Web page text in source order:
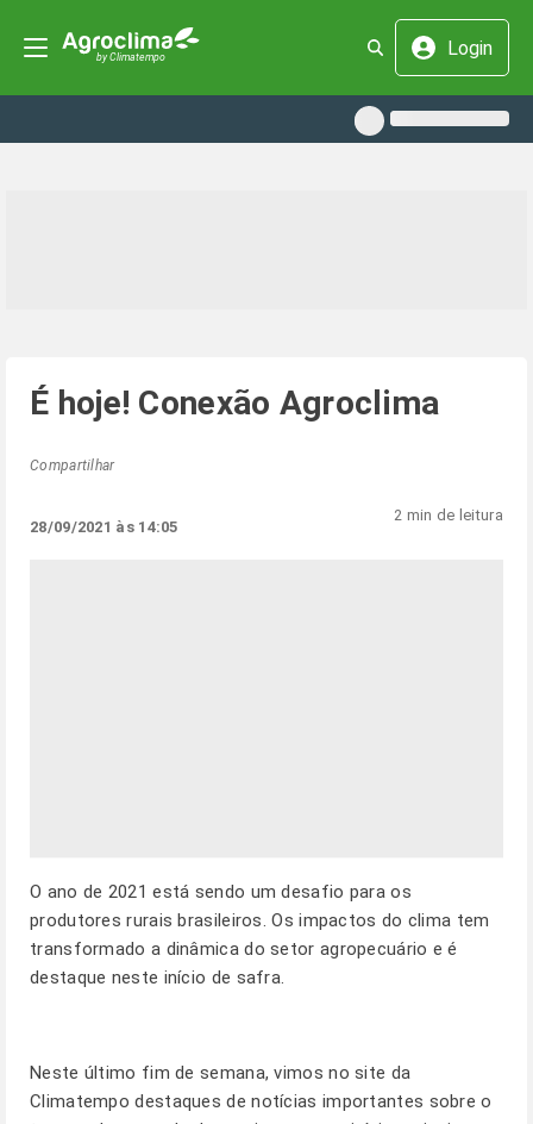
Login
É hoje! Conexão Agroclima
Compartilhar
28/09/2021 às 14:05
2 min de leitura
O ano de 2021 está sendo um desafio para os
produtores rurais brasileiros. Os impactos do clima tem
transformado a dinâmica do setor agropecuário e é
destaque neste início de safra.
Neste último fim de semana, vimos no site da
Climatempo destaques de notícias importantes sobre o